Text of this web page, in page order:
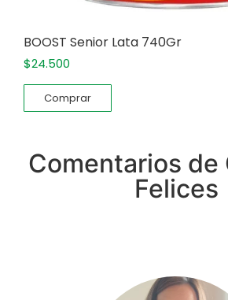
BOOST Senior Lata 740Gr
$24.500
Comprar
Comentarios de
Felices